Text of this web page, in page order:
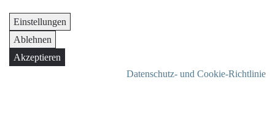
Einstellungen
Ablehnen
Akzeptieren
Datenschutz- und Cookie-Richtlinie